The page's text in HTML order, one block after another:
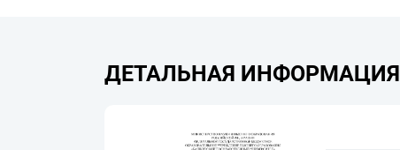
ДЕТАЛЬНАЯ ИНФОРМАЦИЯ